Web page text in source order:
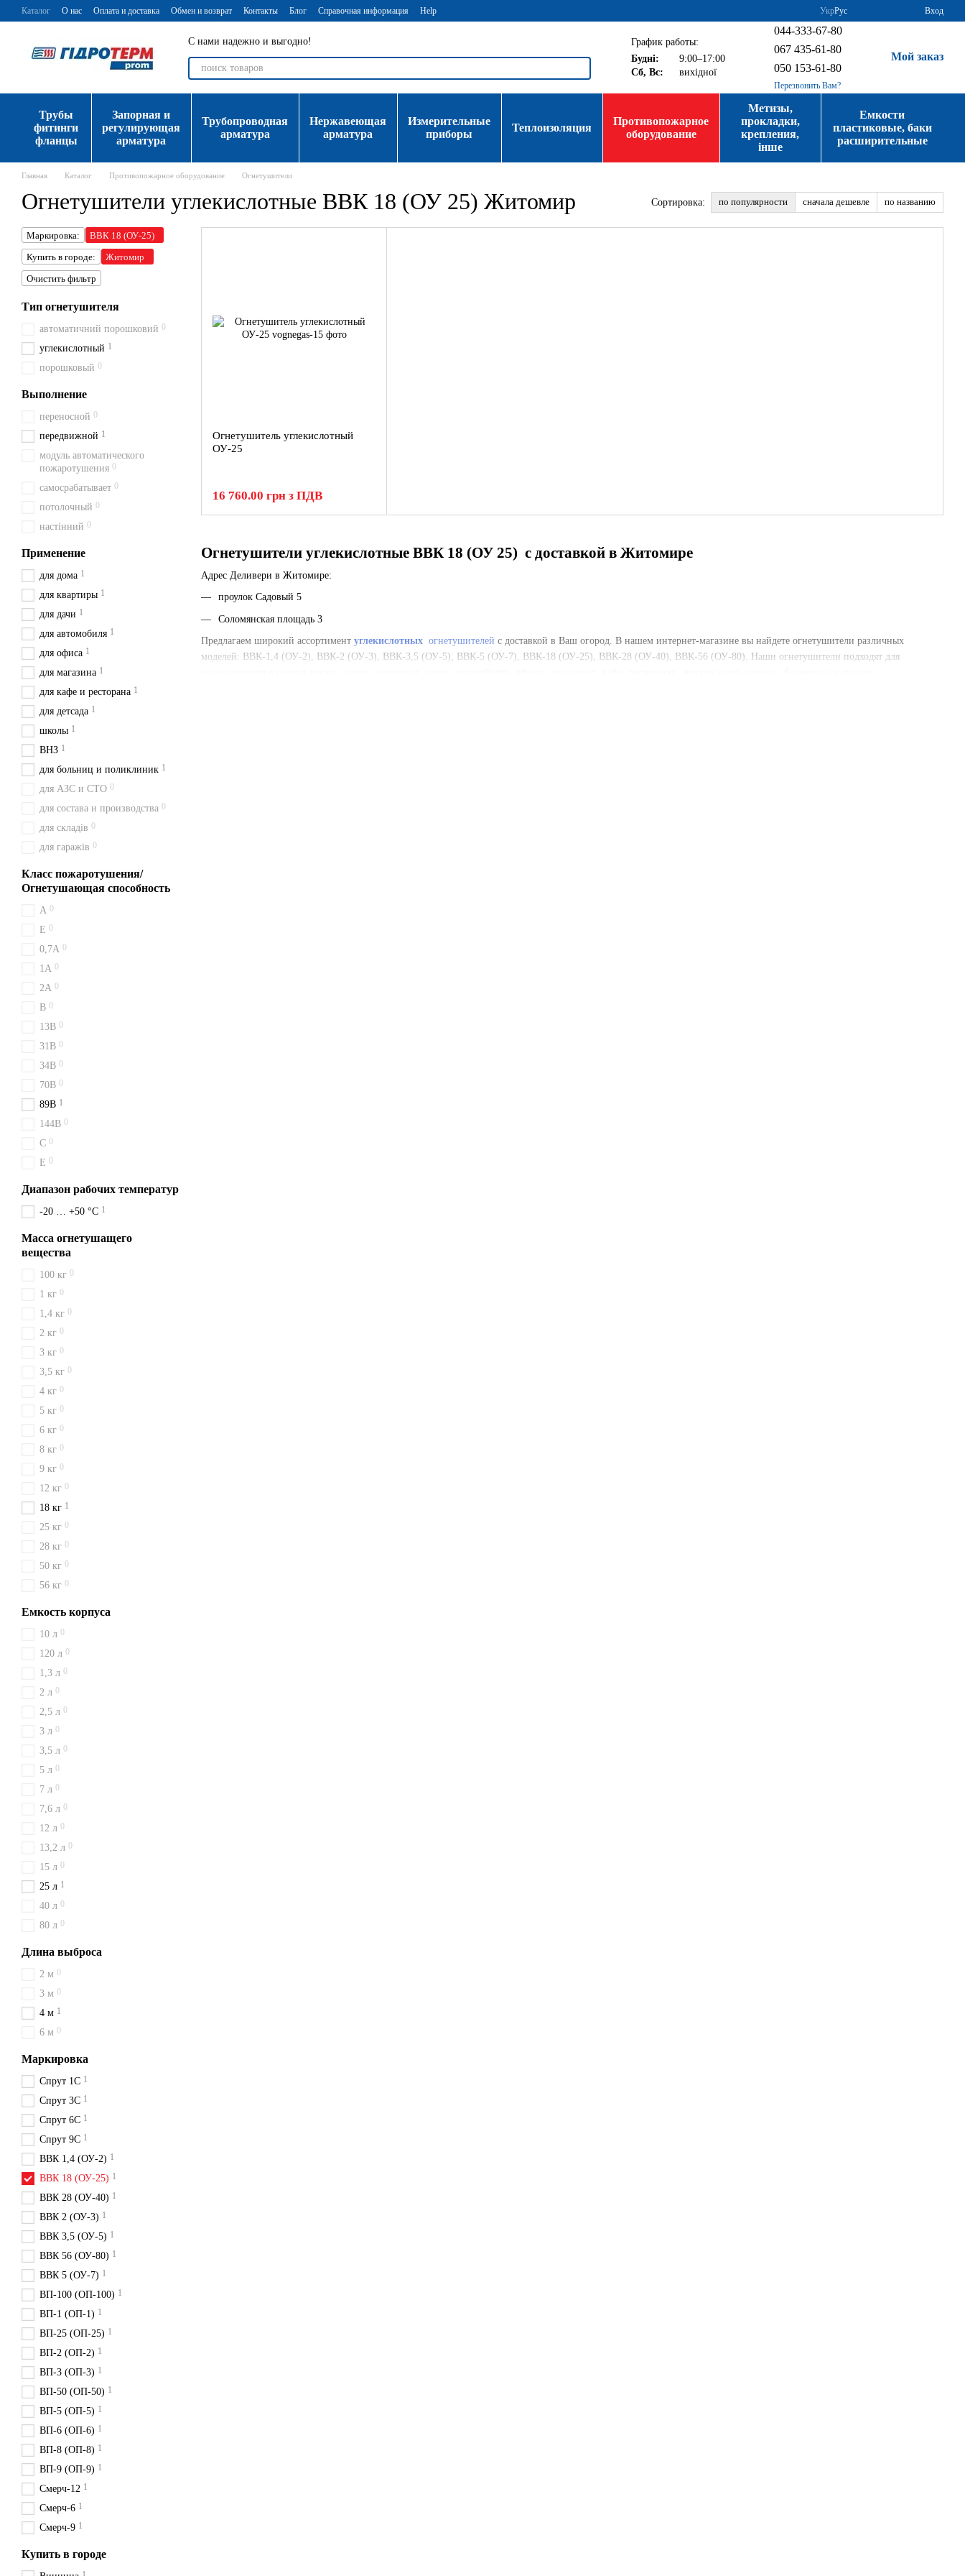
Перейти к основному контенту
Каталог О нас Оплата и доставка Обмен и возврат Контакты Блог Справочная информация Help УкрРус Вход
С нами надежно и выгодно!
График работы:
Будні:
9:00–17:00
Сб, Вс:
вихідної
044-333-67-80
067 435-61-80
050 153-61-80
Перезвонить Вам?
Мой заказ
Трубы
фитинги
фланцы
Запорная и
регулирующая
арматура
Трубопроводная
арматура
Нержавеющая
арматура
Измерительные
приборы
Теплоизоляция
Противопожарное
оборудование
Метизы,
прокладки,
крепления,
інше
Емкости
пластиковые, баки
расширительные
Главная Каталог Противопожарное оборудование Огнетушители
Огнетушители углекислотные ВВК 18 (ОУ 25) Житомир Сортировка: по популярности сначала дешевле по названию
Огнетушители углекислотные ВВК 18 (ОУ 25) с доставкой в ​​ Житомире
Адрес Деливери в Житомире:
проулок Садовый 5
Соломянская площадь 3
Предлагаем широкий ассортимент углекислотных огнетушителей с доставкой в ​​Ваш огород. В нашем интернет-магазине вы найдете огнетушители различных
моделей: ВВК-1,4 (ОУ-2), ВВК-2 (ОУ-3), ВВК-3,5 (ОУ-5), ВВК-5 (ОУ-7), ВВК-18 (ОУ-25), ВВК-28 (ОУ-40), ВВК-56 (ОУ-80). Наши огнетушители подходят для
Огнетушитель углекислотный
ОУ-25
16 760.00 грн з ПДВ
Маркировка:
ВВК 18 (ОУ-25)
Купить в городе:
Житомир
Очистить фильтр
Тип огнетушителя
автоматичний порошковий 0
углекислотный 1
порошковый 0
Выполнение
переносной 0
передвижной 1
модуль автоматического
пожаротушения 0
самосрабатывает 0
потолочный 0
настінний 0
Применение
для дома 1
для квартиры 1
для дачи 1
для автомобиля 1
для офиса 1
для магазина 1
для кафе и ресторана 1
для детсада 1
школы 1
ВНЗ 1
для больниц и поликлиник 1
для АЗС и СТО 0
для состава и производства 0
для складів 0
для гаражів 0
Класс пожаротушения/
Огнетушающая способность
A 0
Е 0
0,7А 0
1A 0
2A 0
B 0
13B 0
31B 0
34B 0
70B 0
89B 1
144B 0
C 0
E 0
Диапазон рабочих температур
-20 … +50 °C 1
Масса огнетушащего
вещества
100 кг 0
1 кг 0
1,4 кг 0
2 кг 0
3 кг 0
3,5 кг 0
4 кг 0
5 кг 0
6 кг 0
8 кг 0
9 кг 0
12 кг 0
18 кг 1
25 кг 0
28 кг 0
50 кг 0
56 кг 0
Емкость корпуса
10 л 0
120 л 0
1,3 л 0
2 л 0
2,5 л 0
3 л 0
3,5 л 0
5 л 0
7 л 0
7,6 л 0
12 л 0
13,2 л 0
15 л 0
25 л 1
40 л 0
80 л 0
Длина выброса
2 м 0
3 м 0
4 м 1
6 м 0
Маркировка
Спрут 1С 1
Спрут 3С 1
Спрут 6С 1
Спрут 9С 1
ВВК 1,4 (ОУ-2) 1
ВВК 18 (ОУ-25) 1
ВВК 28 (ОУ-40) 1
ВВК 2 (ОУ-3) 1
ВВК 3,5 (ОУ-5) 1
ВВК 56 (ОУ-80) 1
ВВК 5 (ОУ-7) 1
ВП-100 (ОП-100) 1
ВП-1 (ОП-1) 1
ВП-25 (ОП-25) 1
ВП-2 (ОП-2) 1
ВП-3 (ОП-3) 1
ВП-50 (ОП-50) 1
ВП-5 (ОП-5) 1
ВП-6 (ОП-6) 1
ВП-8 (ОП-8) 1
ВП-9 (ОП-9) 1
Смерч-12 1
Смерч-6 1
Смерч-9 1
Купить в городе